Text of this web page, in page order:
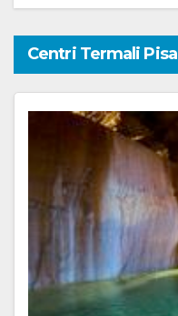
Centri Termali Pisa